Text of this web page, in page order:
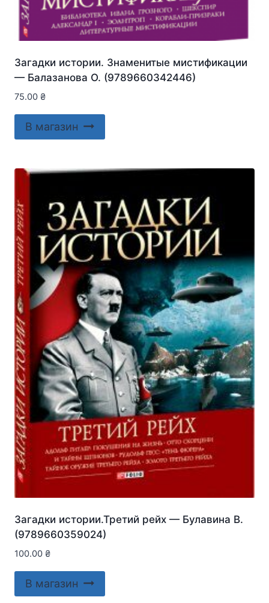
Загадки истории. Знаменитые мистификации
— Балазанова О. (9789660342446)
75.00 ₴
В магазин
Загадки истории.Третий рейх — Булавина В.
(9789660359024)
100.00 ₴
В магазин